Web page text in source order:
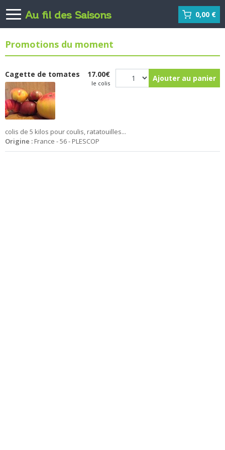
Au fil des Saisons 0,00 €
Promotions du moment
Cagette de tomates 17.00€
le colis
Ajouter au panier
colis de 5 kilos pour coulis, ratatouilles...
Origine : France - 56 - PLESCOP